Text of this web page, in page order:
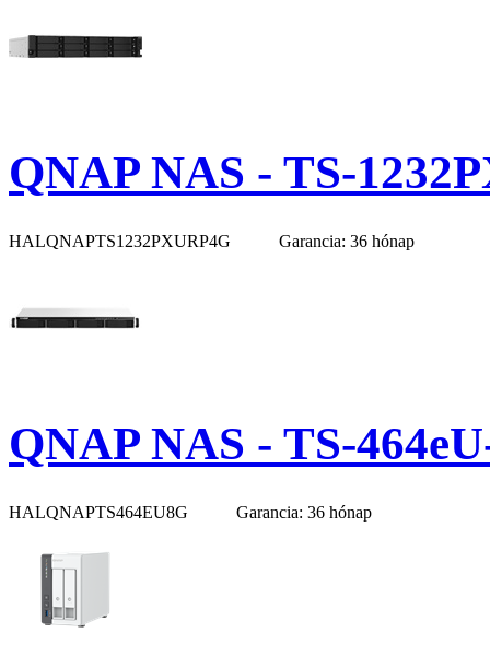
QNAP NAS - TS-
HALQNAPTS1232PXURP4G Garancia: 36 hónap
QNAP NAS - TS-
HALQNAPTS464EU8G Garancia: 36 hónap